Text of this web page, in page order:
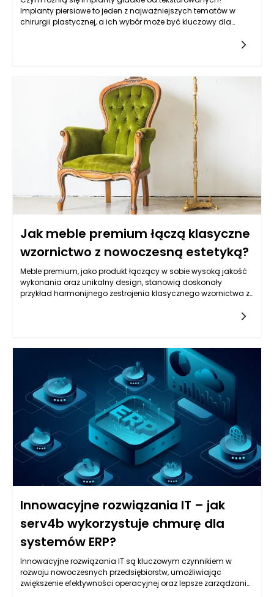
Implanty piersiowe to jeden z najważniejszych tematów w
chirurgii plastycznej, a ich wybór może być kluczowy dla
Jak meble premium łączą klasyczne
wzornictwo z nowoczesną estetyką?
Meble premium, jako produkt łączący w sobie wysoką jakość
wykonania oraz unikalny design, stanowią doskonały
przykład harmonijnego zestrojenia klasycznego wzornictwa z
mebli. Klasyczne wzornictwo, osadzone w solidnych
podstawach historii i kultury rzemieślniczej, spotyka się z
nowoczesnymi trendami, które kładą nacisk na minimalizm,
funkcjonalność i innowacyjność. Włoskie meble premium,
dzięki swojemu wyrafinowanemu podejściu do designu,
oferują nie tylko estetyczne doznania, ale również
niepowtarzalny charakter, który wyróżnia je na tle innych
produktów dostępnych na rynku.
Innowacyjne rozwiązania IT – jak
serv4b wykorzystuje chmurę dla
systemów ERP?
Innowacyjne rozwiązania IT są kluczowym czynnikiem w
rozwoju nowoczesnych przedsiębiorstw, umożliwiając
zwiększenie efektywności operacyjnej oraz lepsze zarządzanie